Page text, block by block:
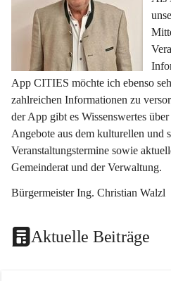
App CITIES möchte ich ebenso
zahlreichen Informationen zu
der App gibt es Wissenswertes
Angebote aus dem kulturellen und
Veranstaltungstermine sowie
Gemeinderat und der Verwaltung.
Bürgermeister Ing. Christian Walzl
Aktuelle Beiträge